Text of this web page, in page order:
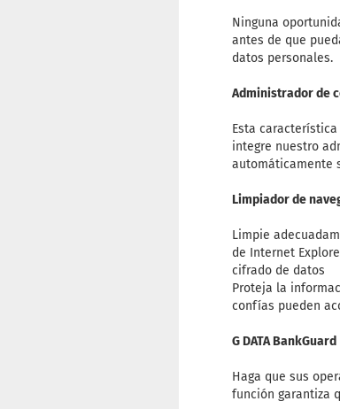
Ninguna
antes de que
datos personales.
Administrador de
Esta
integre nuestro
automáticamente
Limpiador de
Limpie
de Internet
cifrado de datos
Proteja la
confías pueden
G DATA BankGuard
Haga que sus
función garantiza